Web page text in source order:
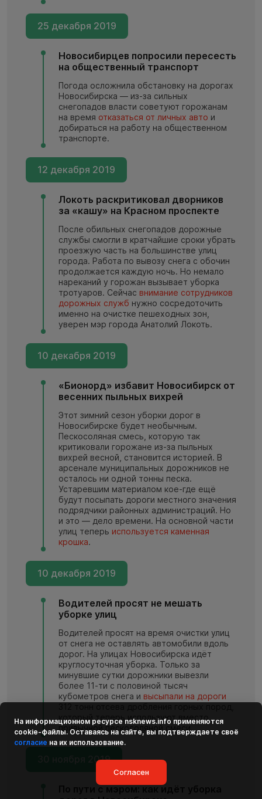
25 декабря 2019
Новосибирцев попросили пересесть
на общественный транспорт
Погода осложнила обстановку на дорогах
Новосибирска — из-за сильных
снегопадов власти советуют горожанам
на время отказаться от личных авто и
добираться на работу на общественном
транспорте.
12 декабря 2019
Локоть раскритиковал дворников
за «кашу» на Красном проспекте
После обильных снегопадов дорожные
службы смогли в кратчайшие сроки убрать
проезжую часть на большинстве улиц
города. Работа по вывозу снега с обочин
продолжается каждую ночь. Но немало
нареканий у горожан вызывает уборка
тротуаров. Сейчас внимание сотрудников
дорожных служб нужно сосредоточить
именно на очистке пешеходных зон,
уверен мэр города Анатолий Локоть.
10 декабря 2019
«Бионорд» избавит Новосибирск от
весенних пыльных вихрей
Этот зимний сезон уборки дорог в
Новосибирске будет необычным.
Пескосоляная смесь, которую так
критиковали горожане из-за пыльных
вихрей весной, становится историей. В
арсенале муниципальных дорожников не
осталось ни одной тонны песка.
Устаревшим материалом кое-где ещё
будут посыпать дороги местного значения
подрядчики районных администраций. Но
и это — дело времени. На основной части
улиц теперь используется каменная
крошка.
10 декабря 2019
Водителей просят не мешать
уборке улиц
Водителей просят на время очистки улиц
от снега не оставлять автомобили вдоль
дорог. На улицах Новосибирска идёт
круглосуточная уборка. Только за
минувшие сутки дорожники вывезли
более 11-ти с половиной тысяч
кубометров снега и высыпали на дороги
который теперь используют вместо
привычной пескосоляной смеси.
30 ноября 2019
На информационном ресурсе nsknews.info применяются
cookie-файлы. Оставаясь на сайте, вы подтверждаете своё
согласие на их использование.
Согласен